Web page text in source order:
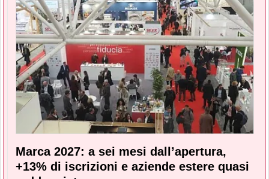
Marca 2027: a sei mesi dall’apertura,
+13% di iscrizioni e aziende estere quasi